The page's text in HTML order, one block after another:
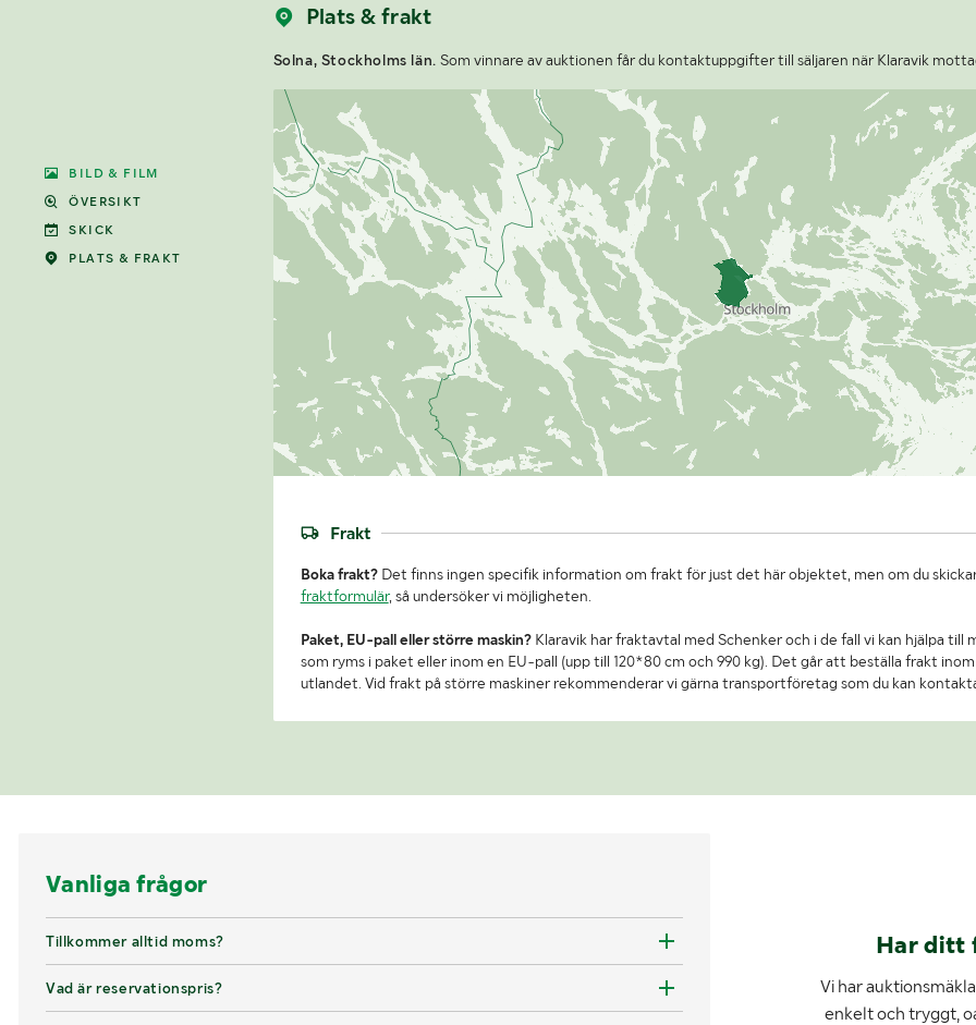
BILD & FILM
ÖVERSIKT
SKICK
PLATS & FRAKT
Plats & frakt
Solna, Stockholms län. Som vinnare av auktionen får du kontaktuppgifter till säljaren när Klaravik
Frakt
Boka frakt?Det finns ingen specifik information om frakt för just det här objektet, men om du
fraktformulär, så undersöker vi möjligheten.
Paket, EU-pall eller större maskin?Klaravik har fraktavtal med Schenker och i de fall vi kan hjälpa till
som ryms i paket eller inom en EU-pall (upp till 120*80 cm och 990 kg). Det går att beställa frakt
utlandet. Vid frakt på större maskiner rekommenderar vi gärna transportföretag som du kan
Vanliga frågor
Tillkommer alltid moms?
Vad är reservationspris?
Har ditt
Vi har
enkelt och tryggt,